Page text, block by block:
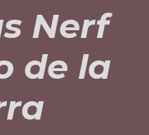
Nerf
de la